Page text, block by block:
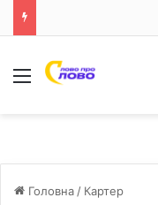
Меню
Головна / Картер